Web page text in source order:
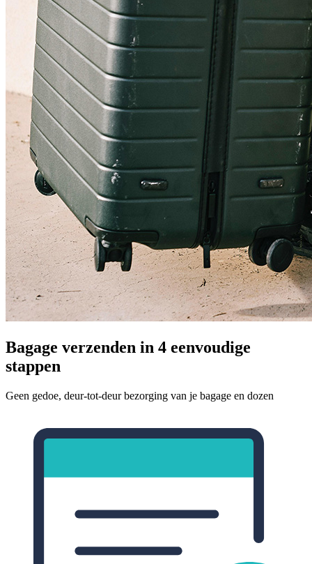
Bagage verzenden in 4 eenvoudige
stappen
Geen gedoe, deur-tot-deur bezorging van je bagage en dozen